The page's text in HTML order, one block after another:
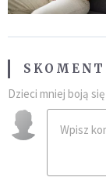
Dzieci mniej boją